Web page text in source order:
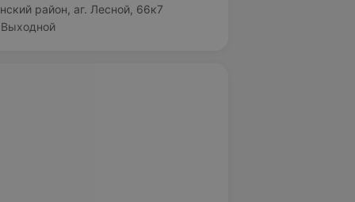
район, аг. Лесной, 66к7
Выходной